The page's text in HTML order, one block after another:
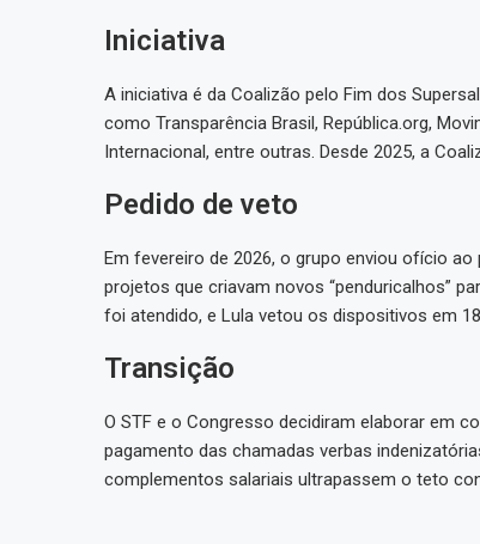
Iniciativa
A iniciativa é da Coalizão pelo Fim dos
como Transparência Brasil, República.org,
Internacional, entre outras. Desde 2025, a
Pedido de veto
Em fevereiro de 2026, o grupo enviou ofício
projetos que criavam novos “penduricalhos”
foi atendido, e Lula vetou os dispositivos em
Transição
O STF e o Congresso decidiram elaborar em
pagamento das chamadas verbas
complementos salariais ultrapassem o teto